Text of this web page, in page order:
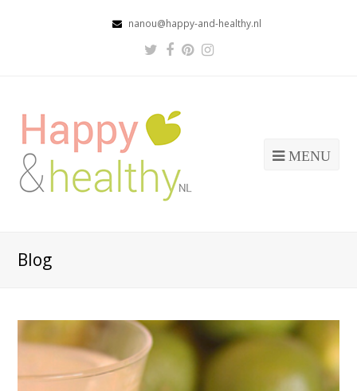
nanou@happy-and-healthy.nl
Twitter
Facebook
Pinterest
Instagram
MENU
Blog